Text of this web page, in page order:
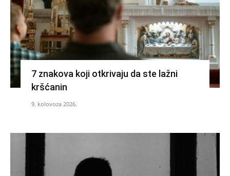
7 znakova koji otkrivaju da ste lažni
kršćanin
9. kolovoza 2026.